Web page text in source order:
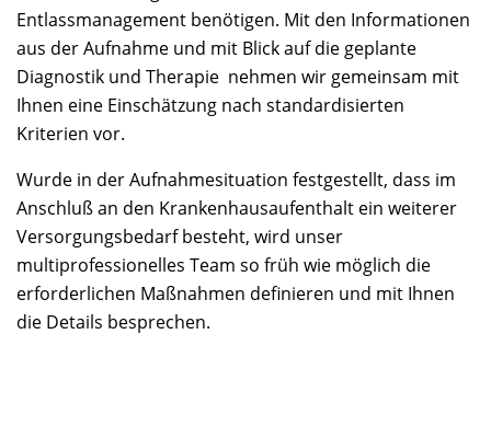
Entlassmanagement benötigen. Mit den Informationen
aus der Aufnahme und mit Blick auf die geplante
Diagnostik und Therapie nehmen wir gemeinsam mit
Ihnen eine Einschätzung nach standardisierten
Kriterien vor.
Wurde in der Aufnahmesituation festgestellt, dass im
Anschluß an den Krankenhausaufenthalt ein weiterer
Versorgungsbedarf besteht, wird unser
multiprofessionelles Team so früh wie möglich die
erforderlichen Maßnahmen definieren und mit Ihnen
die Details besprechen.